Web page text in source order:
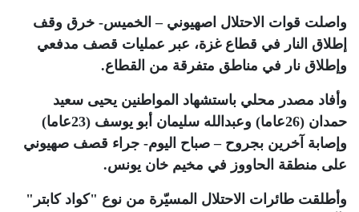
واصلت قوات الاحتلال اصهيوني – الخميس- خرق وقف
إطلاق النار في قطاع غزة، عبر عمليات قصف مدفعي
وإطلاق نار في مناطق متفرقة من القطاع.
وأفاد مصدر محلي باستشهاد المواطنين يحيى سعيد
حمدان (26عاما) وعبدالله سليمان أبو يوسف (23عاما)
وإصابة آخرين بجروح – صباح اليوم- جراء قصف صهيوني
على منطقة الحاووز في مخيم خان يونس.
وأطلقت طائرات الاحتلال المسيّرة من نوع "كواد كابتر"